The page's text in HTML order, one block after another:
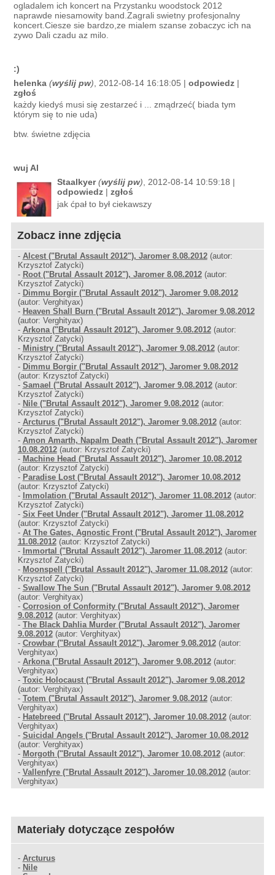
ogladalem ich koncert na Przystanku woodstock 2012
naprawde niesamowity band.Zagrali swietny profesjonalny
koncert.Ciesze sie bardzo,ze mialem szanse zobaczyc ich na
zywo Dali czadu az milo.
:)
helenka (wyślij pw) , 2012-08-14 16:18:05 |odpowiedz |
zgłoś
każdy kiedyś musi się zestarzeć i ... zmądrzeć( biada tym
którym się to nie uda)
btw. świetne zdjęcia
wuj Al
Staalkyer (wyślij pw) , 2012-08-14 10:59:18 |
odpowiedz| zgłoś
jak ćpał to był ciekawszy
Zobacz inne zdjęcia
- Alcest ("Brutal Assault 2012"), Jaromer 8.08.2012(autor:
Krzysztof Zatycki)
- Root ("Brutal Assault 2012"), Jaromer 8.08.2012(autor:
Krzysztof Zatycki)
- Dimmu Borgir ("Brutal Assault 2012"), Jaromer 9.08.2012
(autor: Verghityax)
- Heaven Shall Burn ("Brutal Assault 2012"), Jaromer 9.08.2012
(autor: Verghityax)
- Arkona ("Brutal Assault 2012"), Jaromer 9.08.2012(autor:
Krzysztof Zatycki)
- Ministry ("Brutal Assault 2012"), Jaromer 9.08.2012(autor:
Krzysztof Zatycki)
- Dimmu Borgir ("Brutal Assault 2012"), Jaromer 9.08.2012
(autor: Krzysztof Zatycki)
- Samael ("Brutal Assault 2012"), Jaromer 9.08.2012(autor:
Krzysztof Zatycki)
- Nile ("Brutal Assault 2012"), Jaromer 9.08.2012(autor:
Krzysztof Zatycki)
- Arcturus ("Brutal Assault 2012"), Jaromer 9.08.2012(autor:
Krzysztof Zatycki)
- Amon Amarth, Napalm Death ("Brutal Assault 2012"), Jaromer
10.08.2012(autor: Krzysztof Zatycki)
- Machine Head ("Brutal Assault 2012"), Jaromer 10.08.2012
(autor: Krzysztof Zatycki)
- Paradise Lost ("Brutal Assault 2012"), Jaromer 10.08.2012
(autor: Krzysztof Zatycki)
- Immolation ("Brutal Assault 2012"), Jaromer 11.08.2012(autor:
Krzysztof Zatycki)
- Six Feet Under ("Brutal Assault 2012"), Jaromer 11.08.2012
(autor: Krzysztof Zatycki)
- At The Gates, Agnostic Front ("Brutal Assault 2012"), Jaromer
11.08.2012(autor: Krzysztof Zatycki)
- Immortal ("Brutal Assault 2012"), Jaromer 11.08.2012(autor:
Krzysztof Zatycki)
- Moonspell ("Brutal Assault 2012"), Jaromer 11.08.2012(autor:
Krzysztof Zatycki)
- Swallow The Sun ("Brutal Assault 2012"), Jaromer 9.08.2012
(autor: Verghityax)
- Corrosion of Conformity ("Brutal Assault 2012"), Jaromer
9.08.2012(autor: Verghityax)
- The Black Dahlia Murder ("Brutal Assault 2012"), Jaromer
9.08.2012(autor: Verghityax)
- Crowbar ("Brutal Assault 2012"), Jaromer 9.08.2012(autor:
Verghityax)
- Arkona ("Brutal Assault 2012"), Jaromer 9.08.2012(autor:
Verghityax)
- Toxic Holocaust ("Brutal Assault 2012"), Jaromer 9.08.2012
(autor: Verghityax)
- Totem ("Brutal Assault 2012"), Jaromer 9.08.2012(autor:
Verghityax)
- Hatebreed ("Brutal Assault 2012"), Jaromer 10.08.2012(autor:
Verghityax)
- Suicidal Angels ("Brutal Assault 2012"), Jaromer 10.08.2012
(autor: Verghityax)
- Morgoth ("Brutal Assault 2012"), Jaromer 10.08.2012(autor:
Verghityax)
- Vallenfyre ("Brutal Assault 2012"), Jaromer 10.08.2012(autor:
Verghityax)
Materiały dotyczące zespołów
- Arcturus
- Nile